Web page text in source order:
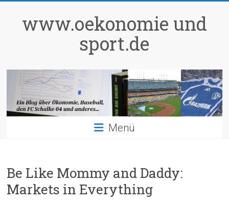
springenwww.oekonomie und
sport.de
Menü
Be Like Mommy and Daddy:
Markets in Everything